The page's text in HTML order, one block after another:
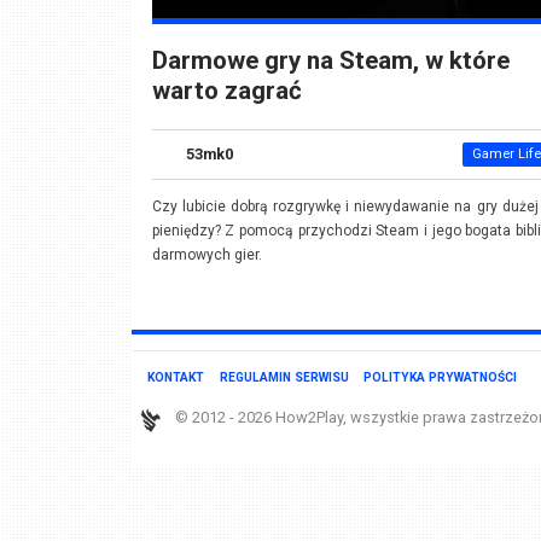
Darmowe gry na Steam, w które
warto zagrać
53mk0 Gamer
Czy lubicie dobrą rozgrywkę i niewydawanie na gry
pieniędzy? Z pomocą przychodzi Steam i jego bogata
darmowych gier.
KONTAKT REGULAMIN SERWISU POLITYKA PRYWATNOŚCI
© 2012 - 2026 How2Play, wszystkie prawa